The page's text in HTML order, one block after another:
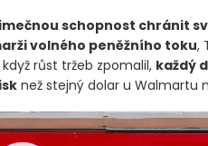
schopnost chránit
volného peněžního toku,
růst tržeb zpomalil, každý
než stejný dolar u Walmartu